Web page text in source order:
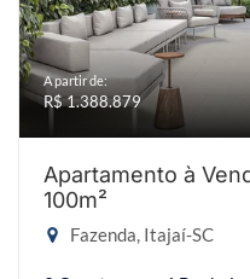
A partir de:
R$ 1.388.879
Apartamento à
100m²
Fazenda, Itajaí-SC